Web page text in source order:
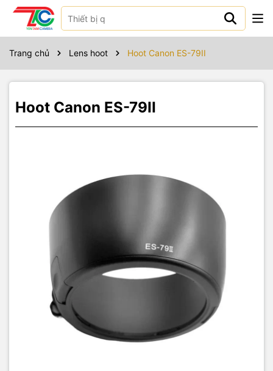
Trang chủ Lens hoot Hoot Canon ES-79II
Hoot Canon ES-79II
Sản phẩm bao gồm